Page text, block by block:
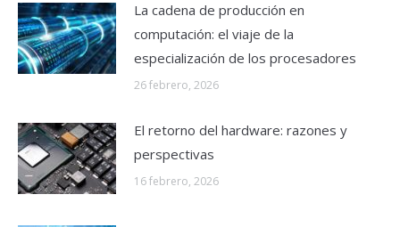
La cadena de producción en
computación: el viaje de la
especialización de los procesadores
26 febrero, 2026
El retorno del hardware: razones y
perspectivas
16 febrero, 2026